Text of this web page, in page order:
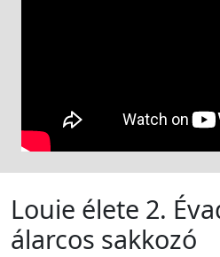
Louie élete 2.
álarcos sakkozó